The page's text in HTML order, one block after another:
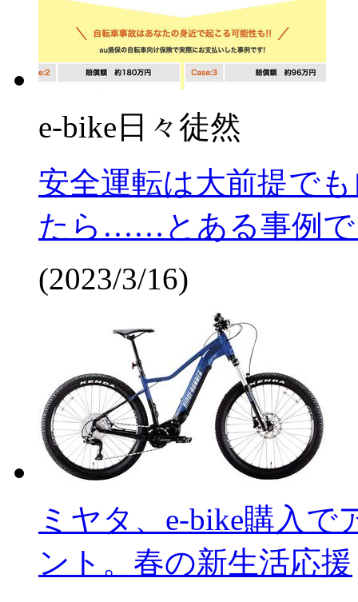
e-bike日々徒然
安全運転は大前提で
たら……とある事例で
(2023/3/16)
ミヤタ、e-bike購入
ント。春の新生活応援